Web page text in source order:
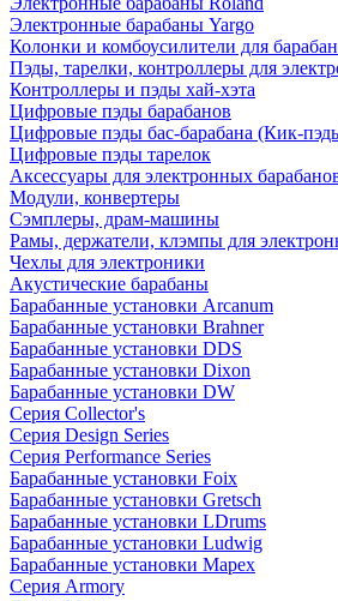
Электронные барабаны Yargo
Колонки и комбоусилители для
Пэды, тарелки, контроллеры для
Контроллеры и пэды хай-хэта
Цифровые пэды барабанов
Цифровые пэды бас-барабана (Кик-
Цифровые пэды тарелок
Аксессуары для электронных
Модули, конвертеры
Сэмплеры, драм-машины
Рамы, держатели, клэмпы для
Чехлы для электроники
Акустические барабаны
Барабанные установки Arcanum
Барабанные установки Brahner
Барабанные установки DDS
Барабанные установки Dixon
Барабанные установки DW
Серия Collector's
Серия Design Series
Серия Performance Series
Барабанные установки Foix
Барабанные установки Gretsch
Барабанные установки LDrums
Барабанные установки Ludwig
Барабанные установки Mapex
Серия Armory